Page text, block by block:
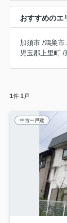
おすすめのエ
加須市 /鴻巣市
児玉郡上里町 /
1件 1戸
中古一戸建